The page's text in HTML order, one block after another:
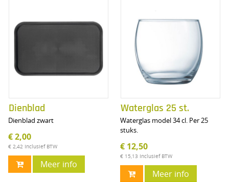
Dienblad
Dienblad zwart
€ 2,00
€ 2,42 Inclusief BTW
Meer info
Waterglas 25 st.
Waterglas model 34 cl. Per 25
stuks.
€ 12,50
€ 15,13 Inclusief BTW
Meer info